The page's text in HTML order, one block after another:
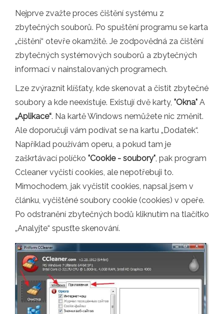
Nejprve zvažte proces čištění systému z
zbytečných souborů. Po spuštění programu se karta
„čištění“ otevře okamžitě. Je zodpovědná za čištění
zbytečných systémových souborů a zbytečných
informací v nainstalovaných programech.
Lze zvýraznit klíšťaty, kde skenovat a čistit zbytečné
soubory a kde neexistuje. Existují dvě karty, "Okna" A
„Aplikace“. Na kartě Windows nemůžete nic změnit.
Ale doporučuji vám podívat se na kartu „Dodatek“.
Například používám operu, a pokud tam je
zaškrtávací políčko "Cookie - soubory", pak program
Ccleaner vyčistí cookies, ale nepotřebuji to.
Mimochodem, jak vyčistit cookies, napsal jsem v
článku, vyčištěné soubory cookie (cookies) v opeře.
Po odstranění zbytečných bodů kliknutím na tlačítko
„Analyjte“ spusťte skenování.